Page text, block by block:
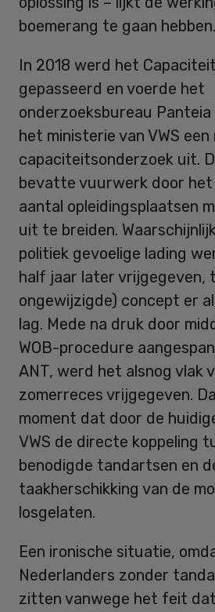
boemerang te gaan hebben.
In 2018 werd het
gepasseerd en voerde het
onderzoeksbureau
het ministerie van VWS een
capaciteitsonderzoek uit.
bevatte vuurwerk door het
aantal opleidingsplaatsen
uit te breiden.
politiek gevoelige lading
half jaar later vrijgegeven,
ongewijzigde) concept er
lag. Mede na druk door
WOB-procedure
ANT, werd het alsnog vlak
zomerreces vrijgegeven.
moment dat door de
VWS de directe koppeling
benodigde tandartsen en
taakherschikking van de
losgelaten.
Een ironische situatie,
Nederlanders zonder
zitten vanwege het feit